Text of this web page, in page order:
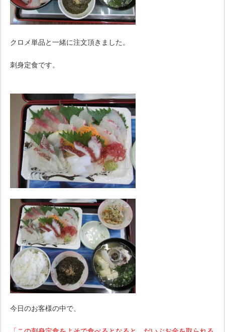
クロメ単品と一緒に注文頂きました。
刺身定食です。
今日のお客様の中で、